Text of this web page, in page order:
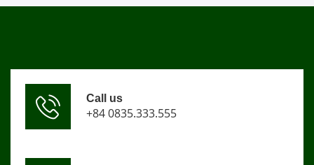
Call us
+84 0835.333.555